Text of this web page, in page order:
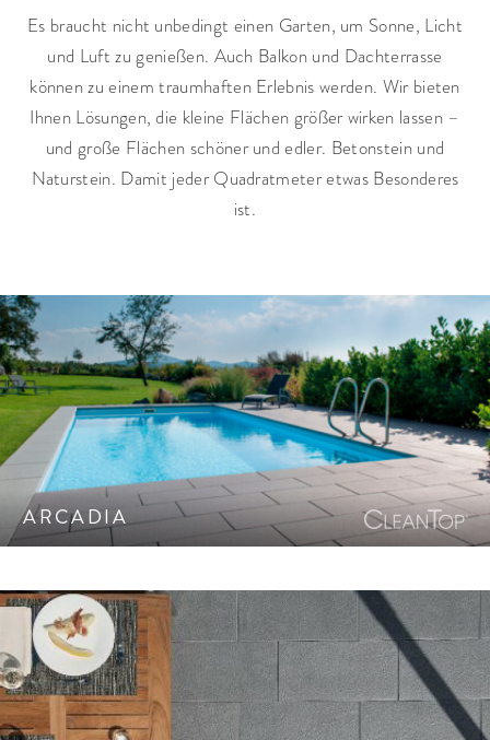
Stele
Palisade
Podest
Stufenplatte
Ökopflaster
Mauer
Betonstein
Naturstein
Balkon/Dachterrasse
Einfahrt
Hauszugang/Gartenwege
Treppen
Mauern
Palisaden/Einfassungen
Kochen im Garten
Licht im Garten
Kunst im Garten
Wasserspiele/Brunnen
Es braucht nicht unbedingt einen Garten, um Sonne, Licht
und Luft zu genießen. Auch Balkon und Dachterrasse
können zu einem traumhaften Erlebnis werden. Wir bieten
Ihnen Lösungen, die kleine Flächen größer wirken lassen –
und große Flächen schöner und edler. Betonstein und
Naturstein. Damit jeder Quadratmeter etwas Besonderes
ist.
ARCADIA
Gestrahlte Oberfläche mit hochwertigen Naturstein-
Edelsplitten. Terrassenplatte mit CleanTop-Schutz CF 100.
Dezente Fein-Steinstruktur. Metten-Innovation. CleanTop-
Schutz CF 100.